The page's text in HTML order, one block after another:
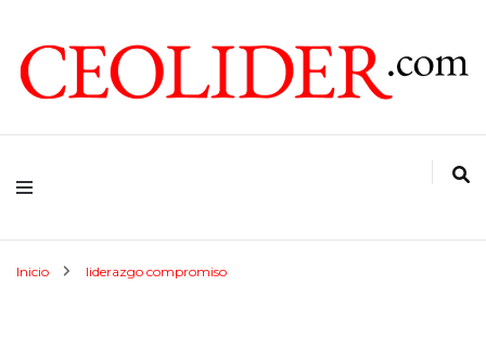
CEOLIDER.COM
Inicio liderazgo compromiso